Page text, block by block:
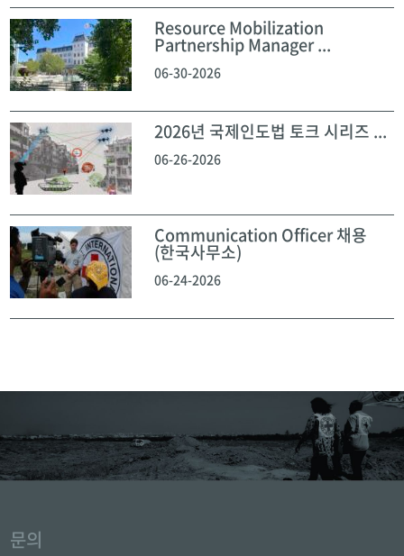
Resource Mobilization
Partnership Manager ...
06-30-2026
2026년 국제인도법 토크 시리즈 ...
06-26-2026
Communication Officer 채용
(한국사무소)
06-24-2026
문의